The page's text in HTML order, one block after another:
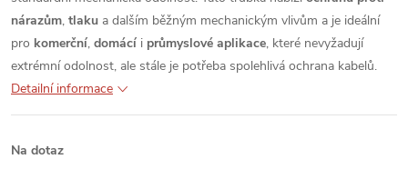
nárazům, tlaku a dalším běžným mechanickým vlivům a je ideální
pro komerční, domácí i průmyslové aplikace, které nevyžadují
extrémní odolnost, ale stále je potřeba spolehlivá ochrana kabelů.
Detailní informace
Na dotaz